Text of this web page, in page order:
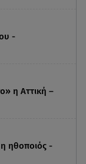
-
η Αττική –
ηθοποιός -